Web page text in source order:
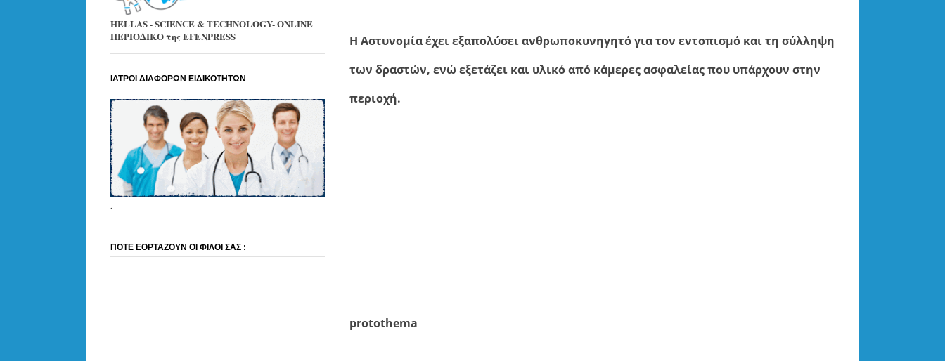
Η Αστυνομία έχει εξαπολύσει ανθρωποκυνηγητό για τον εντοπισμό και τη σύλληψη
των δραστών, ενώ εξετάζει και υλικό από κάμερες ασφαλείας που υπάρχουν στην
περιοχή.
protothema
HELLAS - SCIENCE & TECHNOLOGY- ONLINE
ΠΕΡΙΟΔΙΚΟ της EFENPRESS
ΙΑΤΡΟΙ ΔΙΑΦΟΡΩΝ ΕΙΔΙΚΟΤΗΤΩΝ
.
ΠΟΤΕ ΕΟΡΤΑΖΟΥΝ ΟΙ ΦΙΛΟΙ ΣΑΣ :